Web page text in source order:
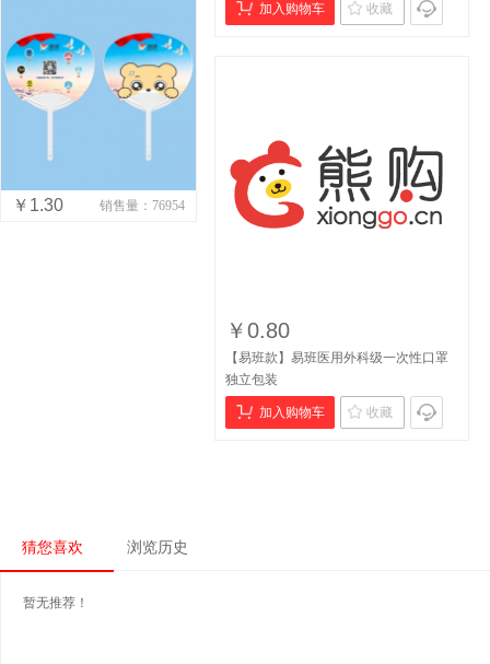
￥1.30 销售量：76954
加入购物车 收藏
￥0.80
【易班款】易班医用外科级一次性口罩
独立包装
加入购物车 收藏
猜您喜欢 浏览历史
暂无推荐！